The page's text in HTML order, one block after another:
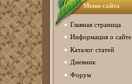
Меню сайта
Главная страница
Информация о сайте
Каталог статей
Дневник
Форум